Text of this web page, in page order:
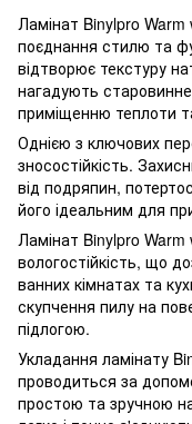
Ламінат Binylpro
поєднання стилю та
відтворює текстуру
нагадують
приміщенню теплоти
Однією з ключових
зносостійкість.
від подряпин,
його ідеальним для
Ламінат Binylpro
вологостійкість, що
ванних кімнатах та
скупчення пилу на
підлогою.
Укладання ламінату
проводиться за
простою та зручною